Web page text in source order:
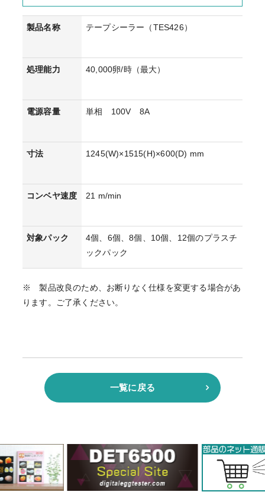
製品名称 テープシーラー（TES426）
処理能力 40,000卵/時（最大）
電源容量 単相 100V 8A
寸法 1245(W)×1515(H)×600(D) mm
コンベヤ速度 21 m/min
対象パック
4個、6個、8個、10個、12個のプラスチ
ックパック
※ 製品改良のため、お断りなく仕様を変更する場合があ
ります。ご了承ください。
一覧に戻る